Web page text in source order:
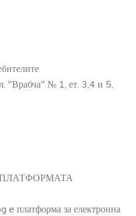
"Врабча" № 1, ет. 3,4 и 5,
платформа за електронна